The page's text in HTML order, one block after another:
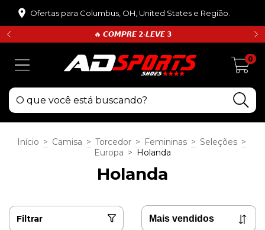
Ofertas para Columbus, OH, United States e Região.
🔥 𝘾𝙊𝙈𝙋𝙍𝙀 𝟮•𝙇𝙀𝙑𝙀 𝟯
0
Início > Camisa > Torcedor > Femininas > Seleções >
Europa > Holanda
Holanda
Filtrar